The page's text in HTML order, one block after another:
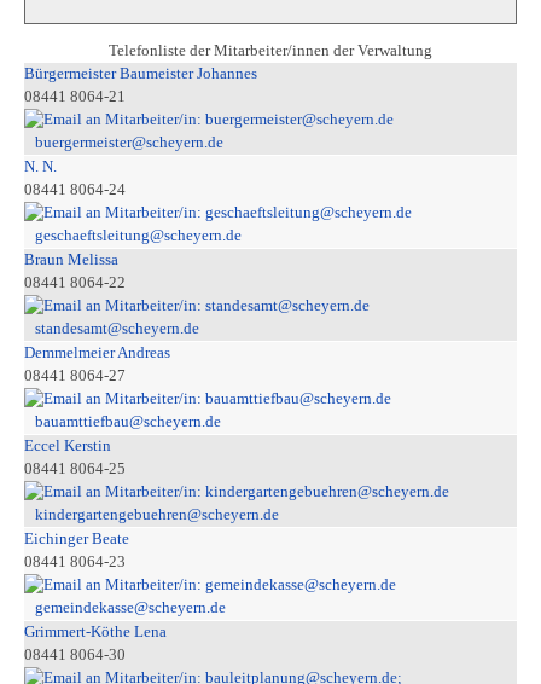
Telefonliste der Mitarbeiter/innen der Verwaltung
Bürgermeister Baumeister Johannes
08441 8064-21
buergermeister@scheyern.de
N. N.
08441 8064-24
geschaeftsleitung@scheyern.de
Braun Melissa
08441 8064-22
standesamt@scheyern.de
Demmelmeier Andreas
08441 8064-27
bauamttiefbau@scheyern.de
Eccel Kerstin
08441 8064-25
kindergartengebuehren@scheyern.de
Eichinger Beate
08441 8064-23
gemeindekasse@scheyern.de
Grimmert-Köthe Lena
08441 8064-30